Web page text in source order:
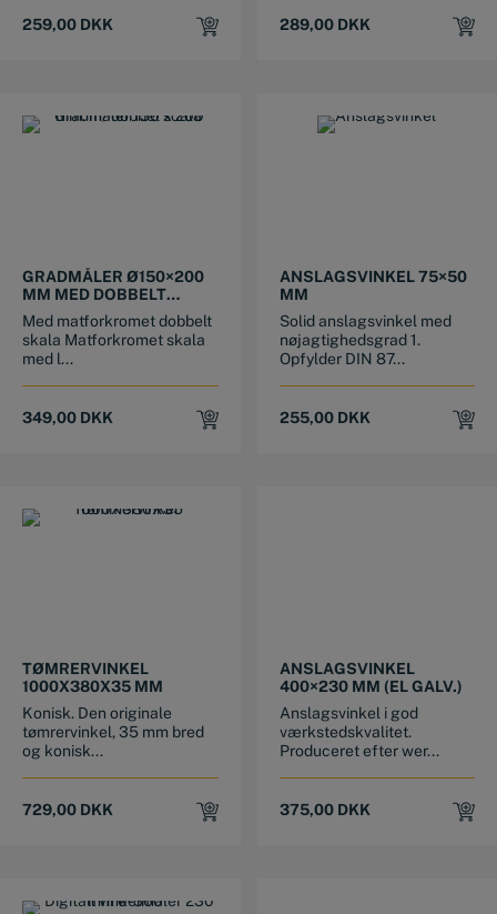
259,00 DKK 289,00 DKK
GRADMÅLER Ø150×200
MM MED DOBBELT
SKALA
Med matforkromet dobbelt
skala Matforkromet skala
med l...
349,00 DKK
ANSLAGSVINKEL 75×50
MM
Solid anslagsvinkel med
nøjagtighedsgrad 1.
Opfylder DIN 87...
255,00 DKK
TØMRERVINKEL
1000X380X35 MM
Konisk. Den originale
tømrervinkel, 35 mm bred
og konisk...
729,00 DKK
ANSLAGSVINKEL
400×230 MM (EL GALV.)
Anslagsvinkel i god
værkstedskvalitet.
Produceret efter wer...
375,00 DKK